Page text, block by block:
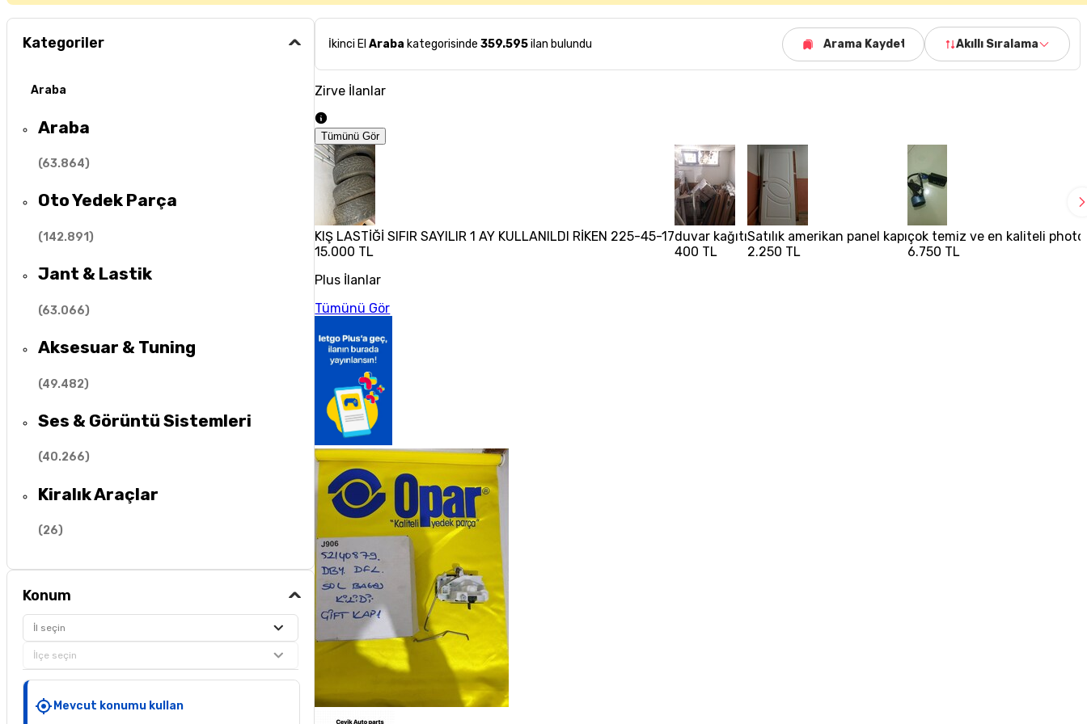
Kategoriler
Araba
Araba
(63.864)
Oto Yedek Parça
(142.891)
Jant & Lastik
(63.066)
Aksesuar & Tuning
(49.482)
Ses & Görüntü Sistemleri
(40.266)
Kiralık Araçlar
(26)
Konum
İl seçin
İlçe seçin
Mevcut konumu kullan
İkinci ElAraba kategorisinde 359.595ilan bulundu Arama Kaydet Akıllı Sıralama
Zirve İlanlar
Tümünü Gör
KIŞ LASTİĞİ SIFIR SAYILIR 1 AY KULLANILDI RİKEN 225-45-17
15.000 TL
duvar kağıtı
400 TL
Satılık amerikan panel kapı
2.250 TL
çok temiz ve en kaliteli
6.750 TL
Plus İlanlar
Tümünü Gör